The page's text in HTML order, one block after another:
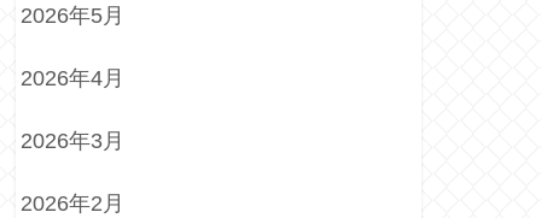
2026年5月
2026年4月
2026年3月
2026年2月